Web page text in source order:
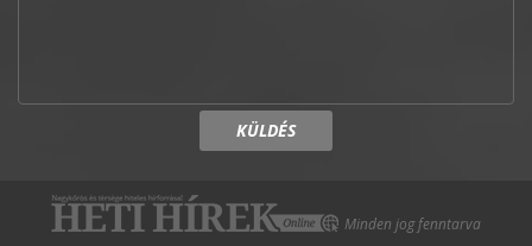
KÜLDÉS
Minden jog fenntarva